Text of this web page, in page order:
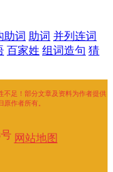
助词 助词 并列连词
百家姓 组词造句 猜
不足！部分文章及资料为作者提供
作者所有。
网站地图